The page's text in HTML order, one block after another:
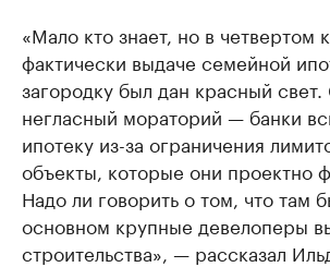
«Мало кто знает, но в четвертом
фактически выдаче семейной
загородку был дан красный
негласный мораторий — банки
ипотеку из-за ограничения
объекты, которые они проектно
Надо ли говорить о том, что там
основном крупные девелоперы
строительства», — рассказал